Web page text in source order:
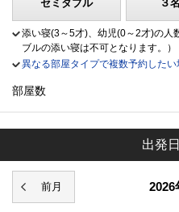
セミダブル ３
添い寝(3～5才)、幼児(0～2才)の人
ブルの添い寝は不可となります。）
異なる部屋タイプで複数予約したい
部屋数
出発
2026